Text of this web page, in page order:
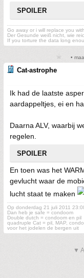
SPOILER
Go away or i will replace you
Der Gesunde weiß nicht, wie
If you torture the data long
•
Cat-astrophe
Ik had de laatste
aardappeltjes, ei en
Daarna ALV, waarbij
regelen.
SPOILER
En toen was het
gevlucht waar de
lucht staat te maken
Op donderdag 21 juli 2011
Dan heb je safe = condoom
Double dutch = condoom en pil
quadruple Cat = pil, MAP,
voor het jodelen de bergen uit
▼